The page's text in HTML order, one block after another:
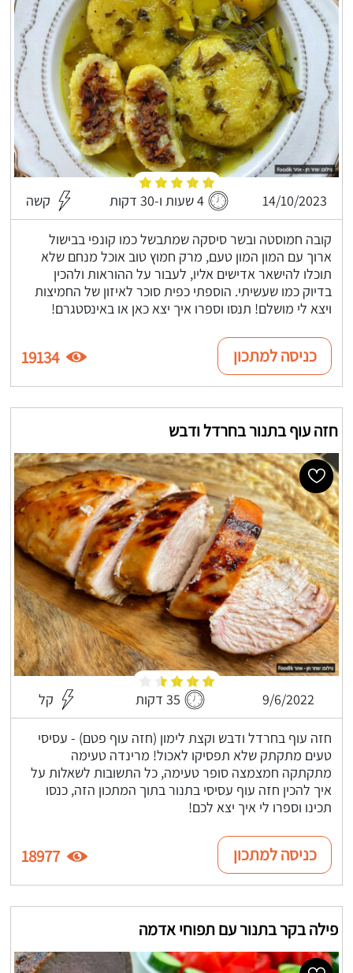
14/10/2023 4 שעות ו-30 דקות קשה
קובה חמוסטה ובשר סיסקה שמתבשל כמו קונפי בבישול
ארוך עם המון המון טעם, מרק חמוץ טוב אוכל מנחם שלא
תוכלו להישאר אדישים אליו, לעבור על ההוראות ולהכין
בדיוק כמו שעשיתי. הוספתי כפית סוכר לאיזון של החמיצות
ויצא לי מושלם! תנסו וספרו איך יצא כאן או באינסטגרם!
כניסה למתכון 19134
חזה עוף בתנור בחרדל ודבש
9/6/2022 35 דקות קל
חזה עוף בחרדל ודבש וקצת לימון (חזה עוף פטם) - עסיסי
טעים מתקתק שלא תפסיקו לאכול! מרינדה טעימה
מתקתקה חמצמצה סופר טעימה, כל התשובות לשאלות על
איך להכין חזה עוף עסיסי בתנור בתוך המתכון הזה, כנסו
תכינו וספרו לי איך יצא לכם!
כניסה למתכון 18977
פילה בקר בתנור עם תפוחי אדמה